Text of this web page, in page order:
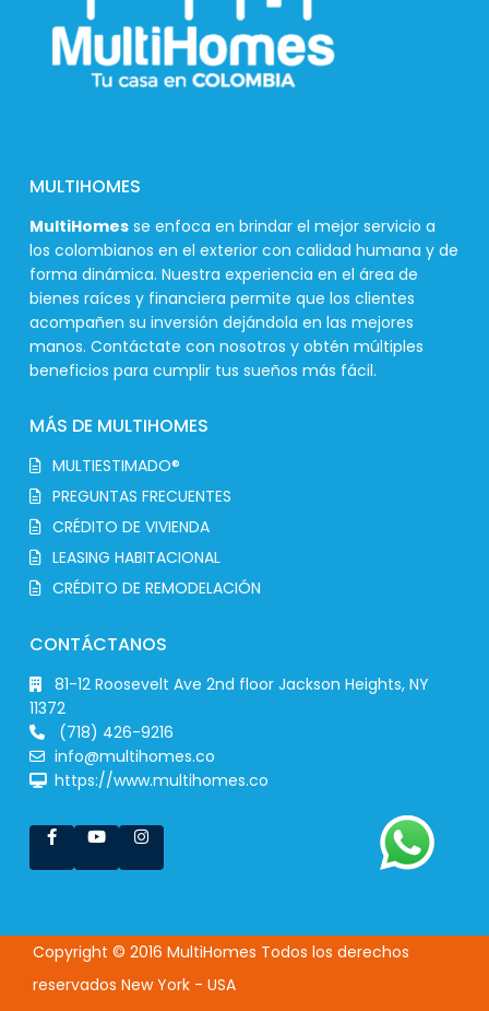
MULTIHOMES
MultiHomes se enfoca en brindar el mejor servicio a
los colombianos en el exterior con calidad humana y de
forma dinámica. Nuestra experiencia en el área de
bienes raíces y financiera permite que los clientes
acompañen su inversión dejándola en las mejores
manos. Contáctate con nosotros y obtén múltiples
beneficios para cumplir tus sueños más fácil.
MÁS DE MULTIHOMES
MULTIESTIMADO®
PREGUNTAS FRECUENTES
CRÉDITO DE VIVIENDA
LEASING HABITACIONAL
CRÉDITO DE REMODELACIÓN
CONTÁCTANOS
81-12 Roosevelt Ave 2nd floor Jackson Heights, NY
11372
(718) 426-9216
info@multihomes.co
https://www.multihomes.co
Copyright © 2016 MultiHomes Todos los derechos
reservados New York - USA